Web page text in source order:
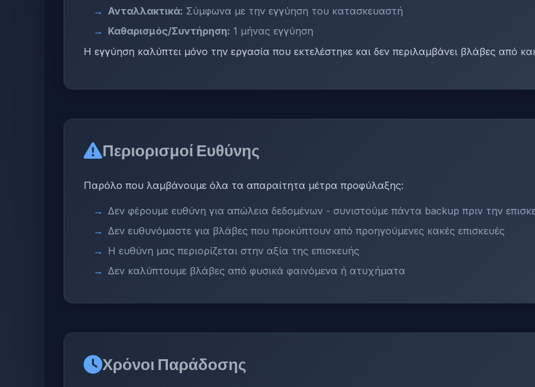
Ανταλλακτικά: Σύμφωνα με την εγγύηση του κατασκευαστή
Καθαρισμός/Συντήρηση: 1 μήνας εγγύηση
Η εγγύηση καλύπτει μόνο την εργασία που εκτελέστηκε και δεν περιλαμβάνει βλάβες από
Περιορισμοί Ευθύνης
Παρόλο που λαμβάνουμε όλα τα απαραίτητα μέτρα προφύλαξης:
Δεν φέρουμε ευθύνη για απώλεια δεδομένων - συνιστούμε πάντα backup πριν την
Δεν ευθυνόμαστε για βλάβες που προκύπτουν από προηγούμενες κακές επισκευές
Η ευθύνη μας περιορίζεται στην αξία της επισκευής
Δεν καλύπτουμε βλάβες από φυσικά φαινόμενα ή ατυχήματα
Χρόνοι Παράδοσης